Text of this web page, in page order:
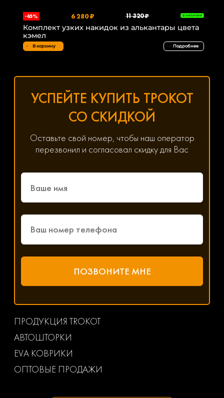
-45% 6 280 ₽ 11 320 ₽ В НАЛИЧИИ
Комплект узких накидок из алькантары цвета
кэмел
В корзину Подробнее
УСПЕЙТЕ КУПИТЬ ТРОКОТ
СО СКИДКОЙ
Оставьте свой номер, чтобы наш оператор
перезвонил и согласовал скидку для Вас
ПРОДУКЦИЯ TROKOT
АВТОШТОРКИ
EVA КОВРИКИ
ОПТОВЫЕ ПРОДАЖИ